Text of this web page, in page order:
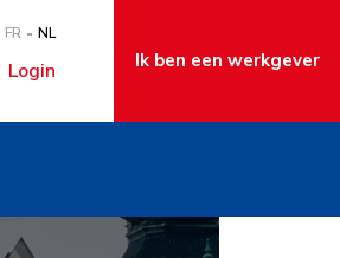
FR NL
Login Ik ben een werkgever